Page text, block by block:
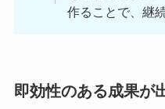
作ることで、継
即効性のある成果が